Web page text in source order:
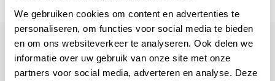
We gebruiken cookies om content en advertenties te
personaliseren, om functies voor social media te bieden
en om ons websiteverkeer te analyseren. Ook delen we
informatie over uw gebruik van onze site met onze
partners voor social media, adverteren en analyse. Deze
Klantenservice
Veelgestelde vragen